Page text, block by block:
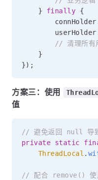
}
finally
{
        connHolder
        userHolder
// 清理所有
}
}) ;
方案三：使用
值
// 避免返回 null 导
private
static
ThreadLocal .
// 配合 remove() 使